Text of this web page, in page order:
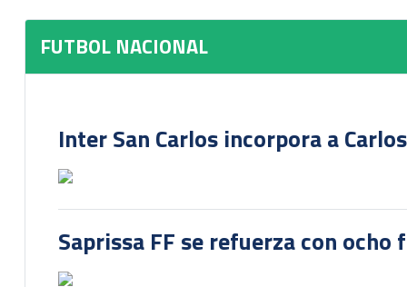
FUTBOL NACIONAL
Inter San Carlos incorpora a
Saprissa FF se refuerza con